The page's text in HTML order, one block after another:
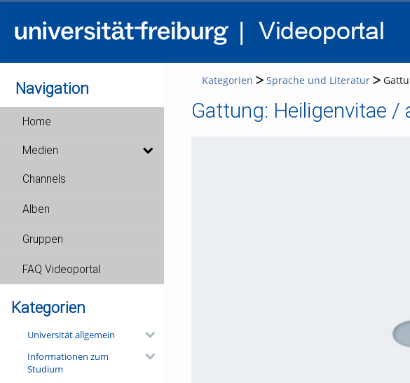
Navigation
Home
Medien
Channels
Alben
Gruppen
FAQ Videoportal
Kategorien
Universität allgemein
Informationen zum
Studium
Kategorien Sprache und Literatur
Gattung: Heiligenvitae /